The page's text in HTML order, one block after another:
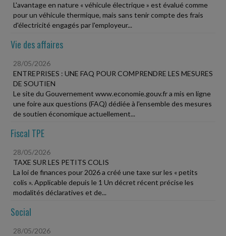
L'avantage en nature « véhicule électrique » est évalué comme
pour un véhicule thermique, mais sans tenir compte des frais
d'électricité engagés par l'employeur...
Vie des affaires
28/05/2026
ENTREPRISES : UNE FAQ POUR COMPRENDRE LES MESURES
DE SOUTIEN
Le site du Gouvernement www.economie.gouv.fr a mis en ligne
une foire aux questions (FAQ) dédiée à l'ensemble des mesures
de soutien économique actuellement...
Fiscal TPE
28/05/2026
TAXE SUR LES PETITS COLIS
La loi de finances pour 2026 a créé une taxe sur les « petits
colis ». Applicable depuis le 1 Un décret récent précise les
modalités déclaratives et de...
Social
28/05/2026